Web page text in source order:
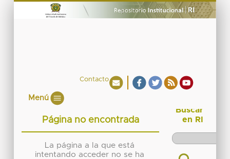
Contacto
Menú
Página no encontrada
La página a la que está
intentando acceder no se ha
Buscar
en RI